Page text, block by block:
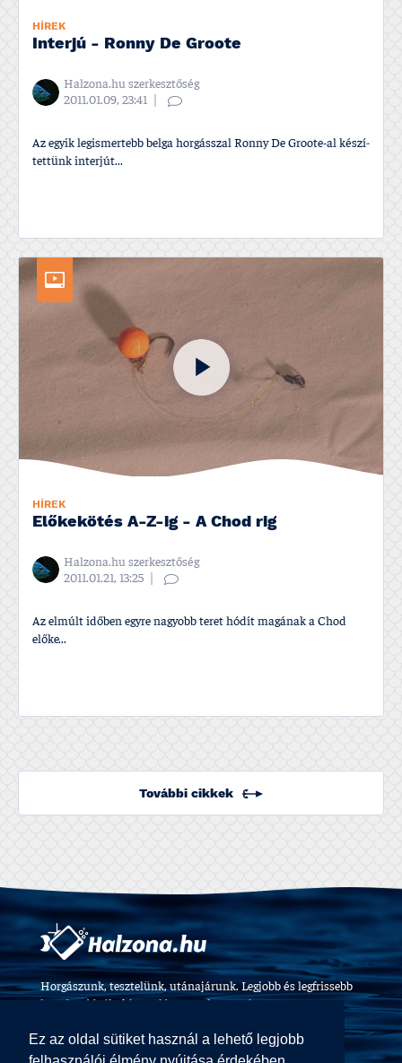
Ez az oldal sütiket használ a lehető legjobb
HÍREK
Interjú - Ronny De Groote
Halzona.hu szerkesztőség
2011.01.09, 23:41
Az egyik legismertebb belga horgásszal Ronny De Groote-al készí­
tettünk interjút...
HÍREK
Előkekötés A-Z-ig - A Chod rig
Halzona.hu szerkesztőség
2011.01.21, 13:25
Az elmúlt időben egyre nagyobb teret hódí­t magának a Chod
előke...
További cikkek
Horgászunk, tesztelünk, utánajárunk. Legjobb és legfrissebb